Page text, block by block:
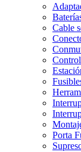
Cable
Porta